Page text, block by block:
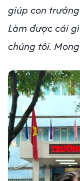
giúp con
Làm được cái
chúng tôi.